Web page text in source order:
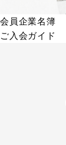
会員企業名簿
ご入会ガイド